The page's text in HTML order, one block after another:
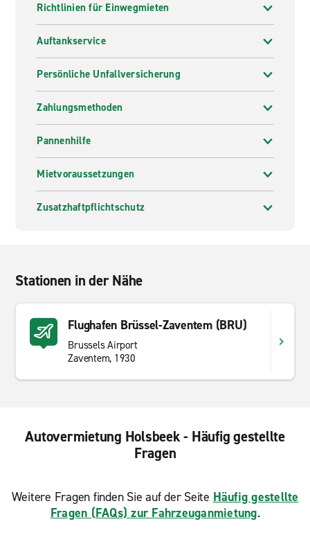
Richtlinien für Einwegmieten
Auftankservice
Persönliche Unfallversicherung
Zahlungsmethoden
Pannenhilfe
Mietvoraussetzungen
Zusatzhaftpflichtschutz
Stationen in der Nähe
Flughafen Brüssel-Zaventem (BRU)
Brussels Airport
Zaventem, 1930
Autovermietung Holsbeek - Häufig gestellte
Fragen
Weitere Fragen finden Sie auf der Seite Häufig gestellte
Fragen (FAQs) zur Fahrzeuganmietung.